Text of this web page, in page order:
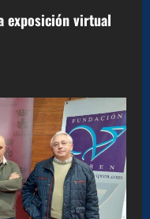
exposición virtual